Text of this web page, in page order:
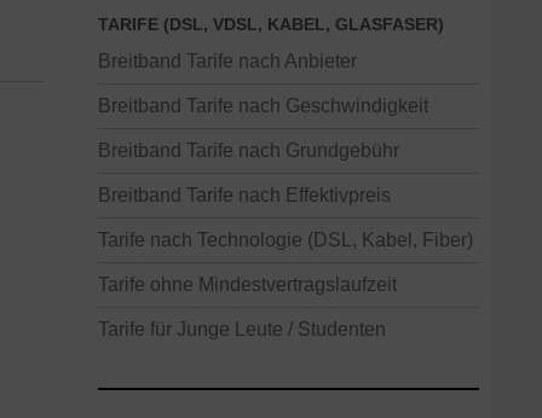
TARIFE (DSL, VDSL, KABEL, GLASFASER)
Breitband Tarife nach Anbieter
Breitband Tarife nach Geschwindigkeit
Breitband Tarife nach Grundgebühr
Breitband Tarife nach Effektivpreis
Tarife nach Technologie (DSL, Kabel, Fiber)
Tarife ohne Mindestvertragslaufzeit
Tarife für Junge Leute / Studenten